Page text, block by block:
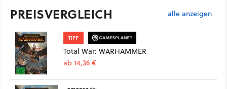
PREISVERGLEICH alle anzeigen
TIPP
Total War: WARHAMMER
ab 14,36 €